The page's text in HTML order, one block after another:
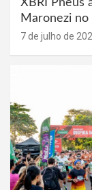
Maronezi no
7 de julho de